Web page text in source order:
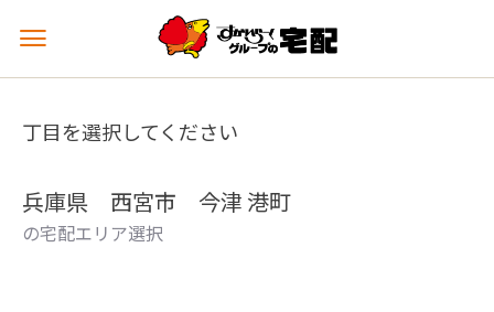
メ
ュ
を
丁目を選択してください
兵庫県 西宮市 今津 港町
の宅配エリア選択